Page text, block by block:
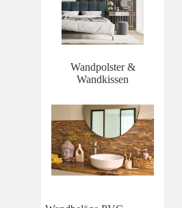
Wandpolster &
Wandkissen